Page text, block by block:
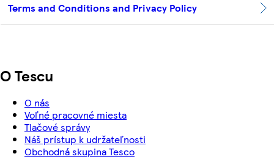
Terms and Conditions and Privacy Policy
O Tescu
O nás
Voľné pracovné miesta
Tlačové správy
Náš prístup k udržateľnosti
Obchodná skupina Tesco